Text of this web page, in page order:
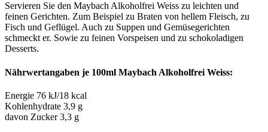
Servieren Sie den Maybach Alkoholfrei Weiss zu leichten und
feinen Gerichten. Zum Beispiel zu Braten von hellem Fleisch, zu
Fisch und Geflügel. Auch zu Suppen und Gemüsegerichten
schmeckt er. Sowie zu feinen Vorspeisen und zu schokoladigen
Desserts.
Nährwertangaben je 100ml Maybach Alkoholfrei Weiss:
Energie 76 kJ/18 kcal
Kohlenhydrate 3,9 g
davon Zucker 3,3 g